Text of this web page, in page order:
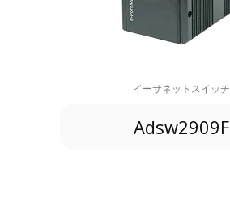
イーサネットスイッチ
Adsw2909F